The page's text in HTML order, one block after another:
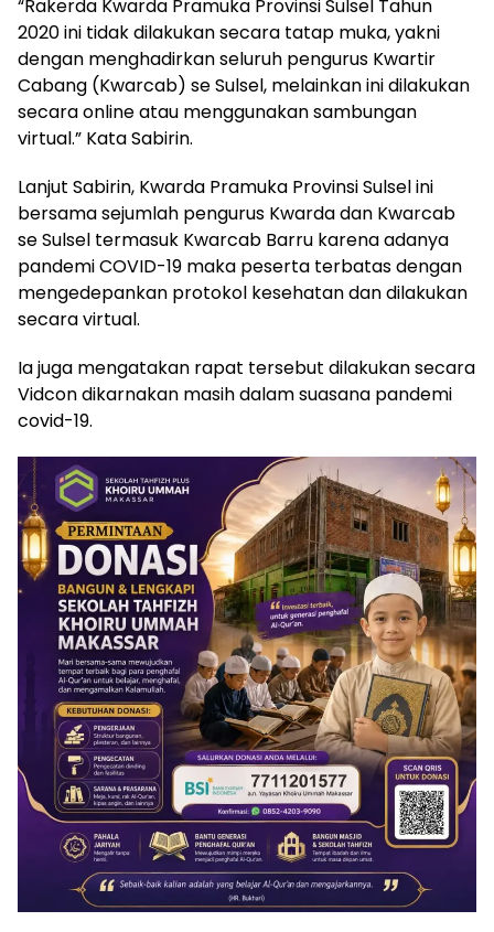
“Rakerda Kwarda Pramuka Provinsi Sulsel Tahun
2020 ini tidak dilakukan secara tatap muka, yakni
dengan menghadirkan seluruh pengurus Kwartir
Cabang (Kwarcab) se Sulsel, melainkan ini dilakukan
secara online atau menggunakan sambungan
virtual.” Kata Sabirin.
Lanjut Sabirin, Kwarda Pramuka Provinsi Sulsel ini
bersama sejumlah pengurus Kwarda dan Kwarcab
se Sulsel termasuk Kwarcab Barru karena adanya
pandemi COVID-19 maka peserta terbatas dengan
mengedepankan protokol kesehatan dan dilakukan
secara virtual.
Ia juga mengatakan rapat tersebut dilakukan secara
Vidcon dikarnakan masih dalam suasana pandemi
covid-19.